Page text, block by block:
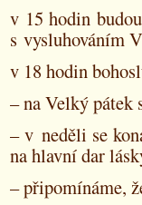
v 15 hodin
s vysluhováním
v 18 hodin
– na Velký pátek
– v neděli se
na hlavní dar
– připomínáme,